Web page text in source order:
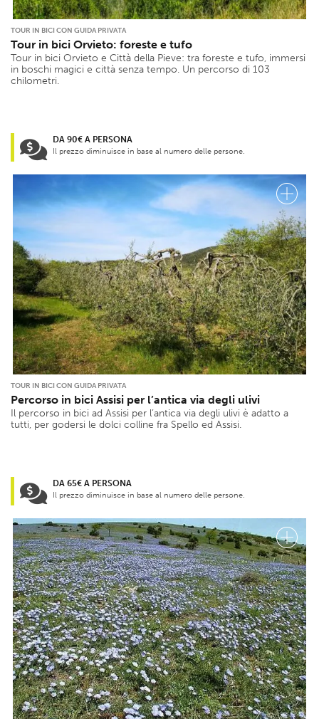
TOUR IN BICI CON GUIDA PRIVATA
Tour in bici Orvieto: foreste e tufo
Tour in bici Orvieto e Città della Pieve: tra foreste e tufo, immersi
in boschi magici e città senza tempo. Un percorso di 103
chilometri.
DA 90€ A PERSONA
Il prezzo diminuisce in base al numero delle persone.
TOUR IN BICI CON GUIDA PRIVATA
Percorso in bici Assisi per l’antica via degli ulivi
Il percorso in bici ad Assisi per l’antica via degli ulivi è adatto a
tutti, per godersi le dolci colline fra Spello ed Assisi.
DA 65€ A PERSONA
Il prezzo diminuisce in base al numero delle persone.